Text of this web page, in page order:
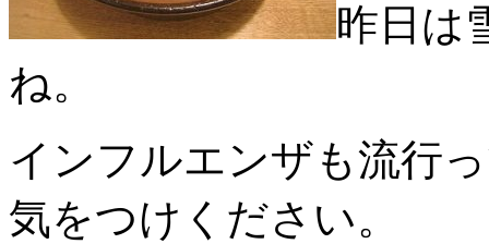
昨日は
ね。
インフルエンザも流行
気をつけください。